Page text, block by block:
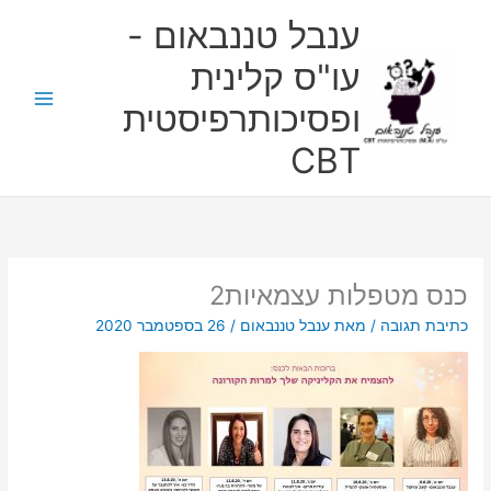
ענבל טננבאום -
עו"ס קלינית
ופסיכותרפיסטית
CBT
כנס מטפלות עצמאיות2
כתיבת תגובה / מאתענבל טננבאום/ 26 בספטמבר 2020